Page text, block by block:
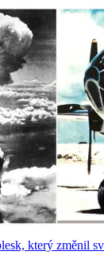
který změnil